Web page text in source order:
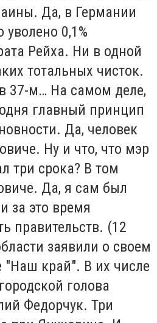
Да, в Германии
0,1%
Рейха. Ни в одной
тотальных чисток.
37-м… На самом деле,
главный принцип
Да, человек
Ну и что, что мэр
три срока? В том
Да, я сам был
за это время
правительств. (12
заявили о своем
"Наш край". В их числе
голова
Федорчук. Три